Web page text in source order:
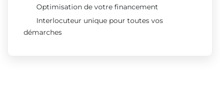
Optimisation de votre financement
Interlocuteur unique pour toutes vos
démarches